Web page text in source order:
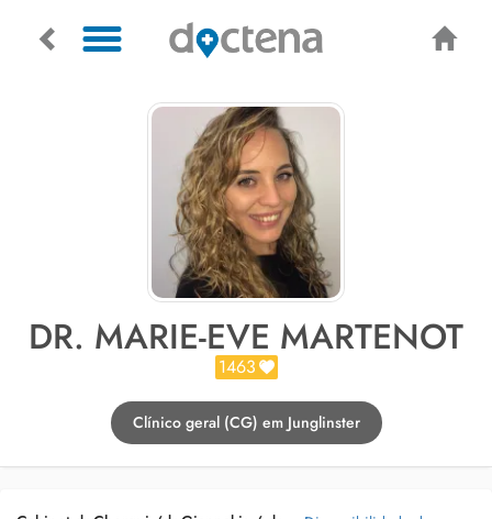
DR. MARIE-EVE MARTENOT
1463
Clínico geral (CG) em Junglinster